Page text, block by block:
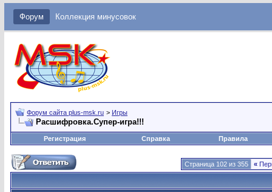
Форум Коллекция минусовок
Форум сайта plus-msk.ru > Игры
Расшифровка.Супер-игра!!!
Регистрация Справка Правила
Страница 102 из 355 «